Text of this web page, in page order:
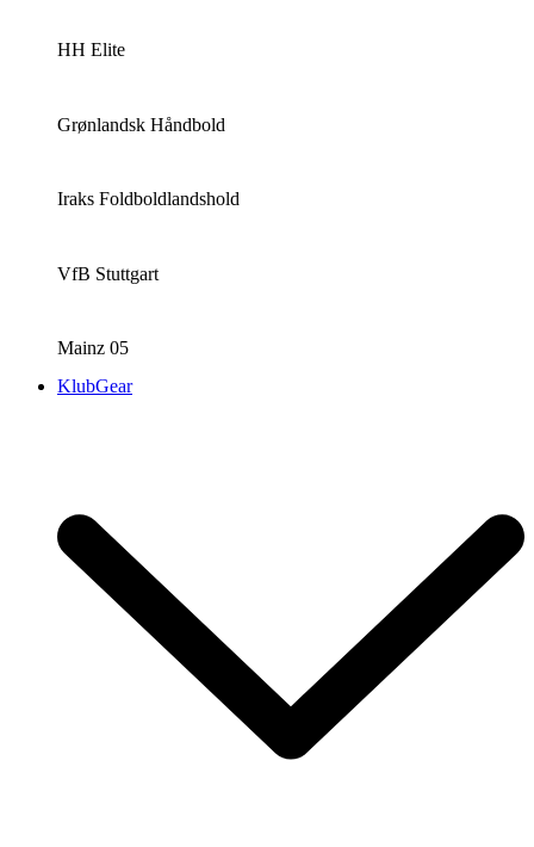
HH Elite
Grønlandsk Håndbold
Iraks Foldboldlandshold
VfB Stuttgart
Mainz 05
KlubGear